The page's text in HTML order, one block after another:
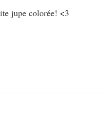
jupe colorée! <3